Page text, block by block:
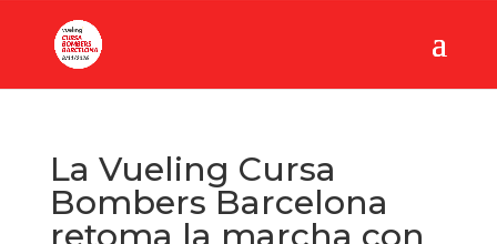
La Vueling Cursa
Bombers Barcelona
retoma la marcha con